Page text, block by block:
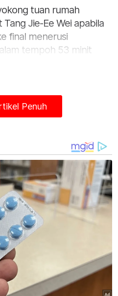
tuan rumah
Jie-Ee Wei apabila
final menerusi
tempoh 53 minit
ke atas
berkedudukan
membuat perhitungan
Penuh